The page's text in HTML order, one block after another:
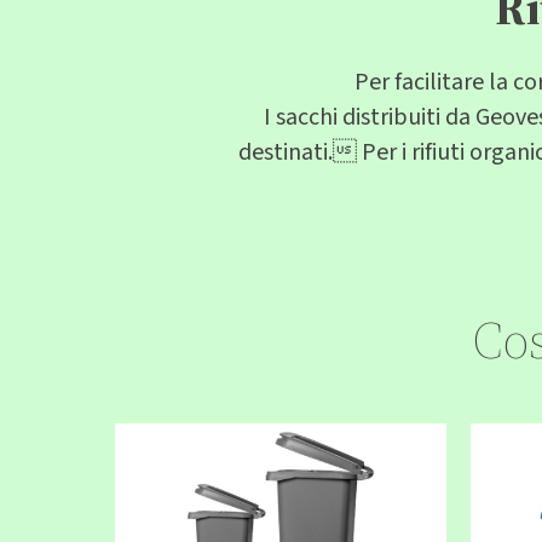
Per facilitare la
I sacchi distribuiti da
destinati. Per i rifiuti